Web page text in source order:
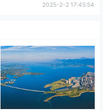
2025-2-2 17:45:54